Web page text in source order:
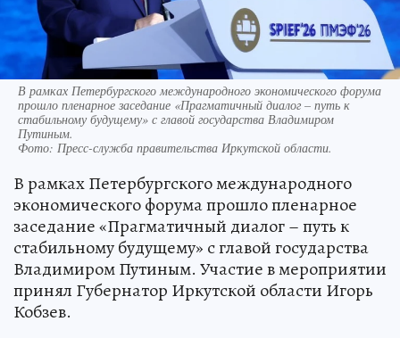
В рамках Петербургского международного экономического форума
прошло пленарное заседание «Прагматичный диалог – путь к
стабильному будущему» с главой государства Владимиром
Путиным.
Фото: Пресс-служба правительства Иркутской области.
В рамках Петербургского международного
экономического форума прошло пленарное
заседание «Прагматичный диалог – путь к
стабильному будущему» с главой государства
Владимиром Путиным. Участие в мероприятии
принял Губернатор Иркутской области Игорь
Кобзев.